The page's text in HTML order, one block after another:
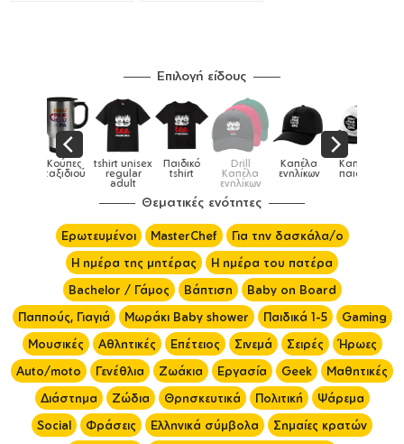
Επιλογή είδους
Drill
Καπέλα
Καπέλα
ενηλίκων
Καπέλα
παιδικά Κούπες Κούπες
ειδικές
Θεματικές ενότητες
Ερωτευμένοι MasterChef
Για την δασκάλα/ο
Η ημέρα της μητέρας
Η ημέρα του πατέρα
Bachelor / Γάμος
Βάπτιση
Baby on Board
Παππούς, Γιαγιά
Μωράκι Baby shower Παιδικά 1-5
Gaming
Μουσικές
Αθλητικές Επέτειος Σινεμά Σειρές
Ήρωες
Auto/moto
Γενέθλια Ζωάκια Εργασία Geek
Μαθητικές
Διάστημα
Ζώδια Θρησκευτικά Πολιτική
Ψάρεμα
Social
Φράσεις Ελληνικά σύμβολα
Σημαίες κρατών